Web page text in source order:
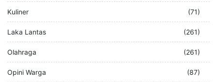
Kuliner (71)
Laka Lantas (261)
Olahraga (261)
Opini Warga (87)